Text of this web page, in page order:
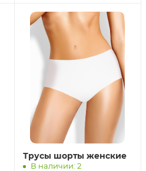
Трусы шорты женские
В наличии: 2